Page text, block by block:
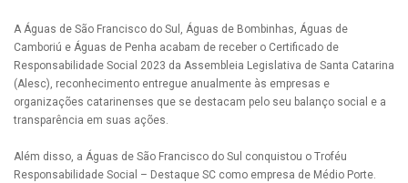
A Águas de São Francisco do Sul, Águas de Bombinhas, Águas de
Camboriú e Águas de Penha acabam de receber o Certificado de
Responsabilidade Social 2023 da Assembleia Legislativa de Santa Catarina
(Alesc), reconhecimento entregue anualmente às empresas e
organizações catarinenses que se destacam pelo seu balanço social e a
transparência em suas ações.
Além disso, a Águas de São Francisco do Sul conquistou o Troféu
Responsabilidade Social – Destaque SC como empresa de Médio Porte.